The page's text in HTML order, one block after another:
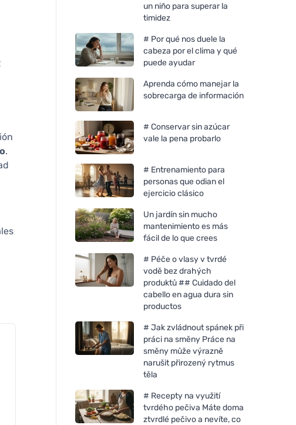
.
un niño para superar la
timidez
# Por qué nos duele la
cabeza por el clima y qué
puede ayudar
Aprenda cómo manejar la
sobrecarga de información
# Conservar sin azúcar
vale la pena probarlo
# Entrenamiento para
personas que odian el
ejercicio clásico
Un jardín sin mucho
mantenimiento es más
fácil de lo que crees
# Péče o vlasy v tvrdé
vodě bez drahých
produktů ## Cuidado del
cabello en agua dura sin
productos
# Jak zvládnout spánek při
práci na směny Práce na
směny může výrazně
narušit přirozený rytmus
těla
# Recepty na využití
tvrdého pečiva Máte doma
ztvrdlé pečivo a nevíte, co